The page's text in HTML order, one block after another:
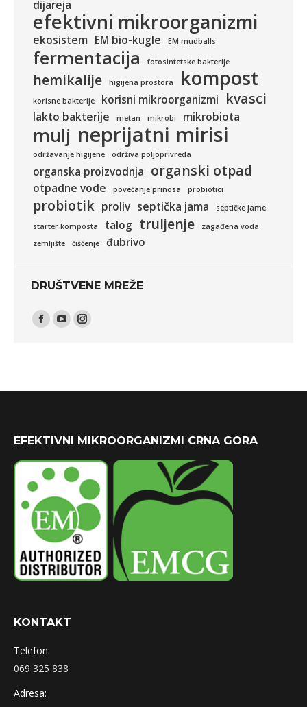
dijareja
efektivni mikroorganizmi
ekosistem EM bio-kugle EM mudballs
fermentacija fotosintetske bakterije
hemikalije higijena prostora kompost
korisne bakterije korisni mikroorganizmi kvasci
lakto bakterije metan mikrobi mikrobiota
mulj neprijatni mirisi
održavanje higijene održiva poljoprivreda
organska proizvodnja organski otpad
otpadne vode povećanje prinosa probiotici
probiotik proliv septička jama
septičke jame
starter komposta
talog truljenje
zagađena voda
zemljište
čišćenje đubrivo
DRUŠTVENE MREŽE
Find us on:
Facebook
YouTubeInstagram
EFEKTIVNI MIKROORGANIZMI CRNA GORA
KONTAKT
Telefon:
069 325 838
Adresa: